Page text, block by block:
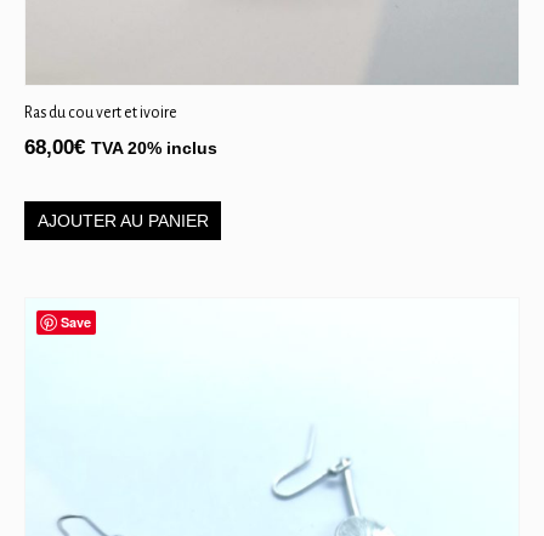
Ras du cou vert et ivoire
68,00€ TVA 20% inclus
AJOUTER AU PANIER
Save